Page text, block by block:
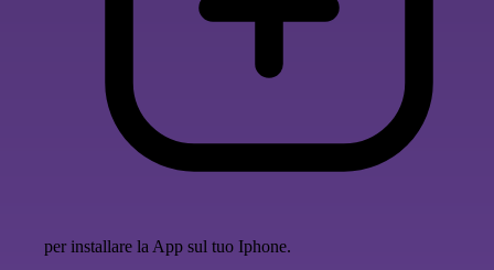
per installare la App sul tuo Iphone.